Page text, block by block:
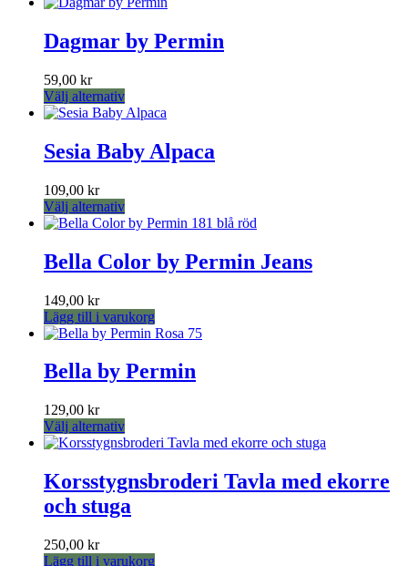
alternativen
väljas
på
har
flera
olika
alternativen
väljas
på
Dagmar by Permin
59,00 kr
Välj alternativDen
här
har
flera
olika
alternativen
väljas
på
Sesia Baby Alpaca
109,00 kr
Välj alternativDen
här
har
flera
olika
alternativen
väljas
på
Bella Color by Permin Jeans
149,00 kr
Lägg till i varukorg
Bella by Permin
129,00 kr
Välj alternativDen
här
har
flera
varianter.
alternativen
Korsstygnsbroderi Tavla med ekorre
och stuga
250,00 kr
Lägg till i varukorg